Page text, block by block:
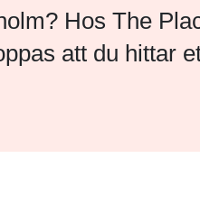
Hos The
att du hittar